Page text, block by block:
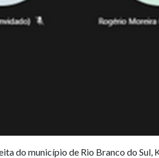
do município de Rio Branco do Sul,